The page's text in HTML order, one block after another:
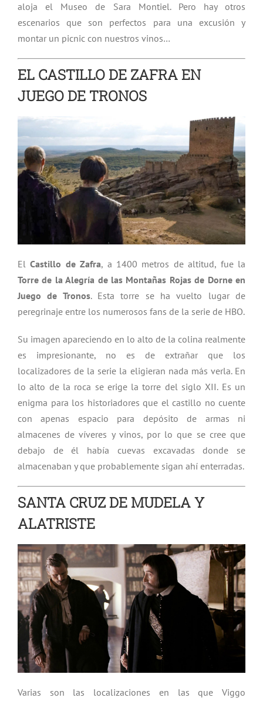
aloja el Museo de Sara Montiel. Pero hay otros
escenarios que son perfectos para una excusión y
montar un picnic con nuestros vinos…
EL CASTILLO DE ZAFRA EN
JUEGO DE TRONOS
ElCastillo de Zafra, a 1400 metros de altitud, fue la
Torre de la Alegría de las Montañas Rojas de Dorne en
Juego de Tronos. Esta torre se ha vuelto lugar de
peregrinaje entre los numerosos fans de la serie de HBO.
Su imagen apareciendo en lo alto de la colina realmente
es impresionante, no es de extrañar que los
localizadores de la serie la eligieran nada más verla. En
lo alto de la roca se erige la torre del siglo XII. Es un
enigma para los historiadores que el castillo no cuente
con apenas espacio para depósito de armas ni
almacenes de víveres y vinos, por lo que se cree que
debajo de él había cuevas excavadas donde se
almacenaban y que probablemente sigan ahí enterradas.
SANTA CRUZ DE MUDELA Y
ALATRISTE
Varias son las localizaciones en las que Viggo